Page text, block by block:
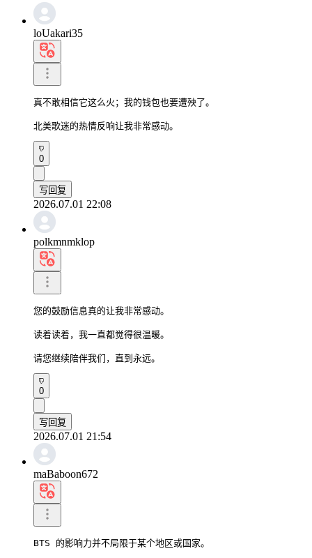
loUakari35
真不敢相信它这么火；我的钱包也要遭殃了。
北美歌迷的热情反响让我非常感动。
0
写回复
2026.07.01 22:08
polkmnmklop
您的鼓励信息真的让我非常感动。
读着读着，我一直都觉得很温暖。
请您继续陪伴我们，直到永远。
0
写回复
2026.07.01 21:54
maBaboon672
BTS 的影响力并不局限于某个地区或国家。